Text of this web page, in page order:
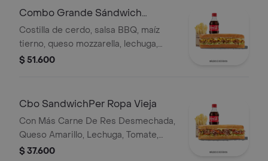
Combo Grande Sándwich
Costilla
Costilla de cerdo, salsa BBQ, maíz
tierno, queso mozzarella, lechuga,
salsa Qbano, acompañamiento y
$ 51.600
Cbo SandwichPer Ropa Vieja
Con Más Carne De Res Desmechada,
Queso Amarillo, Lechuga, Tomate,
Pimentón, Apio, Mostaza, Salsa Bbq,
$ 37.600